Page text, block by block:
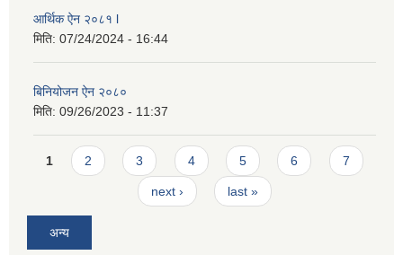
आर्थिक ऐन २०८१ l
मिति: 07/24/2024 - 16:44
बिनियोजन ऐन २०८०
मिति: 09/26/2023 - 11:37
Pages
1 2 3 4 5 6 7
next › last »
अन्य